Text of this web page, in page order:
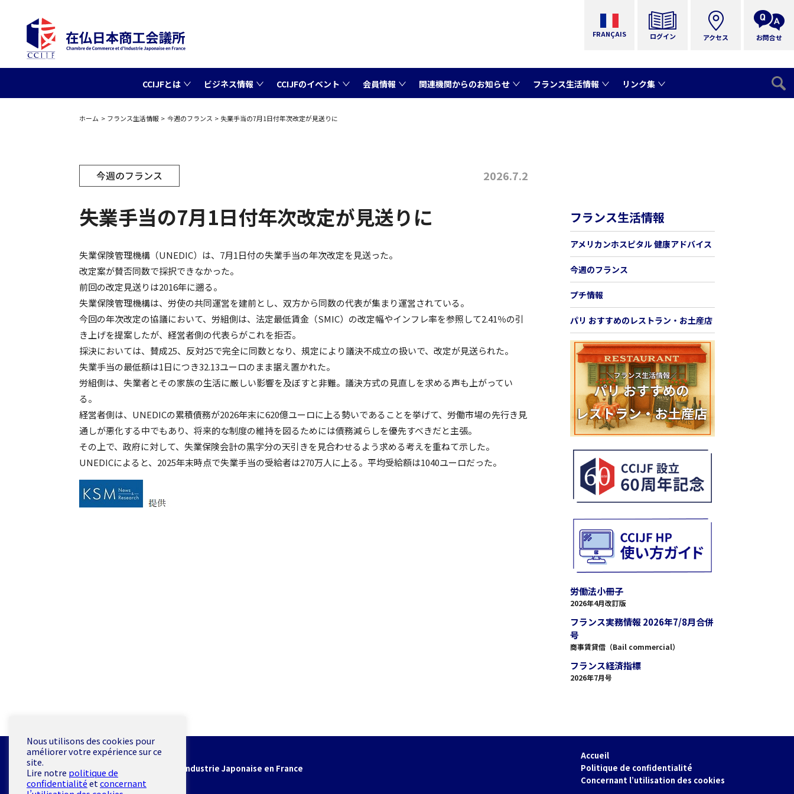
FRANÇAIS ログイン
CCIJFとは ビジネス情報 CCIJFのイベント 会員情報 関連機関からのお知らせ フランス生活情報 リンク集
アクセス お問合せ
ホーム フランス生活情報 今週のフランス 失業手当の7月1日付年次改定が見送りに
今週のフランス 2026.7.2
失業手当の7月1日付年次改定が見送りに
失業保険管理機構（UNEDIC）は、7月1日付の失業手当の年次改定を見送った。
改定案が賛否同数で採択できなかった。
前回の改定見送りは2016年に遡る。
失業保険管理機構は、労使の共同運営を建前とし、双方から同数の代表が集まり運営されている。
今回の年次改定の協議において、労組側は、法定最低賃金（SMIC）の改定幅やインフレ率を参照して2.41％の引
き上げを提案したが、経営者側の代表らがこれを拒否。
採決においては、賛成25、反対25で完全に同数となり、規定により議決不成立の扱いで、改定が見送られた。
失業手当の最低額は1日につき32.13ユーロのまま据え置かれた。
労組側は、失業者とその家族の生活に厳しい影響を及ぼすと非難。議決方式の見直しを求める声も上がってい
る。
経営者側は、UNEDICの累積債務が2026年末に620億ユーロに上る勢いであることを挙げて、労働市場の先行き見
通しが悪化する中でもあり、将来的な制度の維持を図るためには債務減らしを優先すべきだと主張。
その上で、政府に対して、失業保険会計の黒字分の天引きを見合わせるよう求める考えを重ねて示した。
UNEDICによると、2025年末時点で失業手当の受給者は270万人に上る。平均受給額は1040ユーロだった。
フランス生活情報
アメリカンホスピタル 健康アドバイス
今週のフランス
プチ情報
パリ おすすめのレストラン・お土産店
労働法小冊子
2026年4月改訂版
フランス実務情報 2026年7/8月合併
号
商事賃貸借（Bail commercial）
フランス経済指標
2026年7月号
Accueil
Politique de confidentialité
Concernant l’utilisation des cookies
CCIJF
Chambre de Commerce et d'Industrie Japonaise en France
19 rue de Milan 75009 Paris
Nous utilisons des cookies pour
améliorer votre expérience sur ce
site.
Lire notre politique de
confidentialitéetconcernant